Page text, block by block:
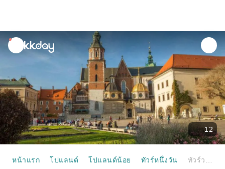
unread
notifications
12
หน้าแรก โปแลนด์ โปแลนด์น้อย ทัวร์หนึ่งวัน